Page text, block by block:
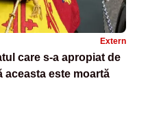
Extern
care s-a apropiat de
aceasta este moartă